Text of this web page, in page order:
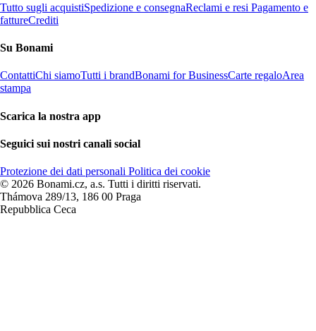
Tutto sugli acquistiSpedizione e consegnaReclami e resi Pagamento e
fattureCrediti
Su Bonami
ContattiChi siamoTutti i brandBonami for BusinessCarte regaloArea
stampa
Scarica la nostra app
Seguici sui nostri canali social
Protezione dei dati personali Politica dei cookie
© 2026 Bonami.cz, a.s. Tutti i diritti riservati.
Thámova 289/13, 186 00 Praga
Repubblica Ceca